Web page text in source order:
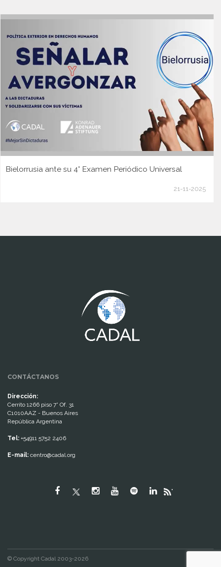
Bielorrusia ante su 4° Examen Periódico Universal
21-11-2025
CONTÁCTANOS
Dirección:
Cerrito 1266 piso 7° Of. 31
C1010AAZ - Buenos Aires
República Argentina
Tel: +54911 5752 2406
E-mail: centro@cadal.org
"
© Copyright Cadal 2003-2026